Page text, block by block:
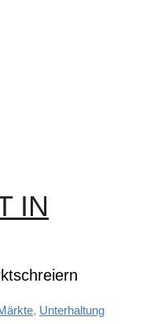
IN
, Unterhaltung